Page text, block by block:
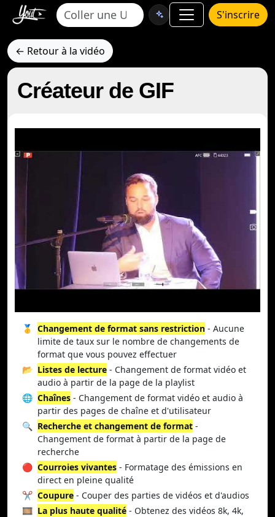
S'inscrire
← Retour à la vidéo
Créateur de GIF
🥇 Changement de format sans restriction - Aucune
limite de taux sur le nombre de changements de
format que vous pouvez effectuer
📂 Listes de lecture - Changement de format vidéo et
audio à partir de la page de la playlist
🌐 Chaînes - Changement de format vidéo et audio à
partir des pages de chaîne et d'utilisateur
🔍 Recherche et changement de format -
Changement de format à partir de la page de
recherche
🔴 Courroies vivantes - Formatage des émissions en
direct en pleine qualité
✂️ Coupure - Couper des parties de vidéos et d'audios
🎞️ La plus haute qualité - Obtenez des vidéos 8k, 4k,